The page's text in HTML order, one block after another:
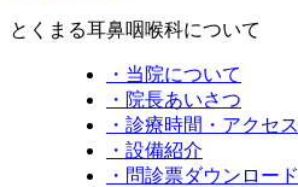
とくまる耳鼻咽喉科について
・当院について
・院長あいさつ
・診療時間・アクセス
・設備紹介
・問診票ダウンロード